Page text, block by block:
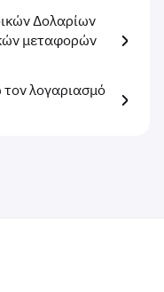
Δολαρίων
μεταφορών
λογαριασμό